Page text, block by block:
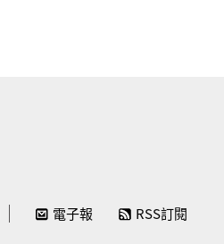
電子報 RSS訂閱